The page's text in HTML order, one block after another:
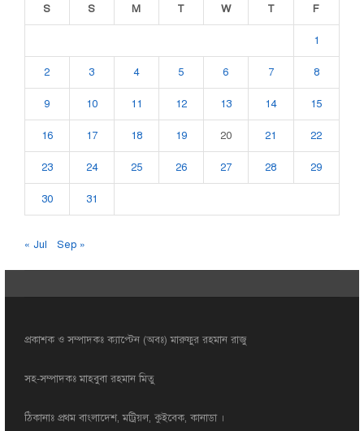
S
S M T W T F
1
2 3 4 5 6 7 8
9 10 11 12 13 14 15
16 17 18 19 20 21 22
23 24 25 26 27 28 29
30 31
« Jul Sep »
প্রকাশক ও সম্পাদকঃ ক্যাপ্টেন (অবঃ) মারুফুর রহমান রাজু
সহ-সম্পাদকঃ মাহবুবা রহমান মিতু
ঠিকানাঃ প্রথম বাংলাদেশ, মট্রিয়ল, কুইবেক, কানাডা ।